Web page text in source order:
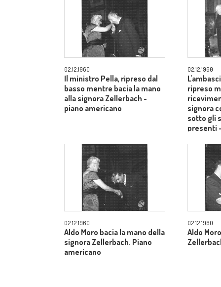
02.12.1960
Il ministro Pella, ripreso dal
basso mentre bacia la mano
alla signora Zellerbach -
piano americano
02.12.1960
ripreso
signora
sotto gli
presenti
02.12.1960
Aldo Moro bacia la mano della
signora Zellerbach. Piano
americano
02.12.1960
Aldo